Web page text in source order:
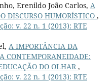
Erenildo João Carlos, A
DISCURSO HUMORÍSTICO ,
v. 22 n. 1 (2013): RTE
A IMPORTÂNCIA DA
CONTEMPORANEIDADE:
DO OLHAR,
v. 22 n. 1 (2013): RTE